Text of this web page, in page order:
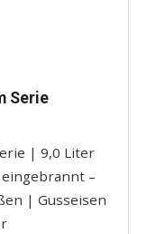
Serie
| 9,0 Liter
–
| Gusseisen